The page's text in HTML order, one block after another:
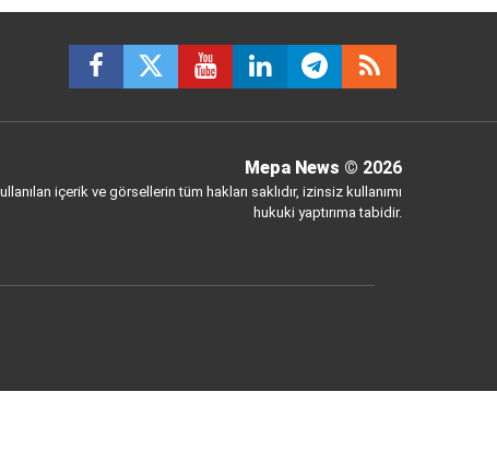
Mepa News © 2026
içerik ve görsellerin tüm hakları saklıdır, izinsiz kullanımı
hukuki yaptırıma tabidir.